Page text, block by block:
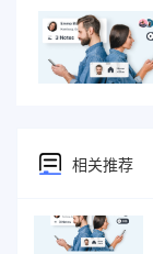
相关推荐